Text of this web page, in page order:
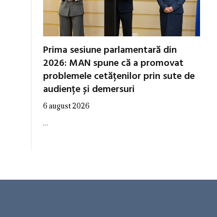
Prima sesiune parlamentară din
2026: MAN spune că a promovat
problemele cetățenilor prin sute de
audiențe și demersuri
6 august 2026
…